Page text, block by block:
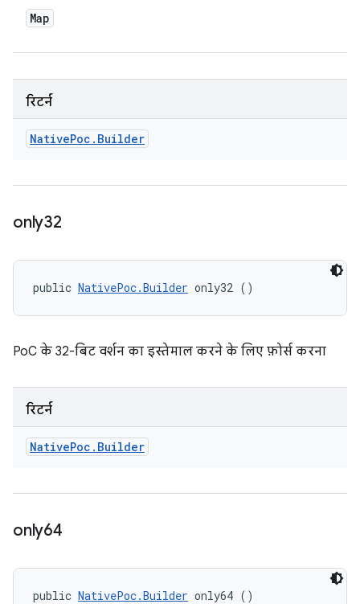
Map
रिटर्न
NativePoc . Builder
only32
public NativePoc.Builder only32 ()
PoC के 32-बिट वर्शन का इस्तेमाल करने के लिए फ़ोर्स करना
रिटर्न
NativePoc . Builder
only64
public NativePoc.Builder only64 ()